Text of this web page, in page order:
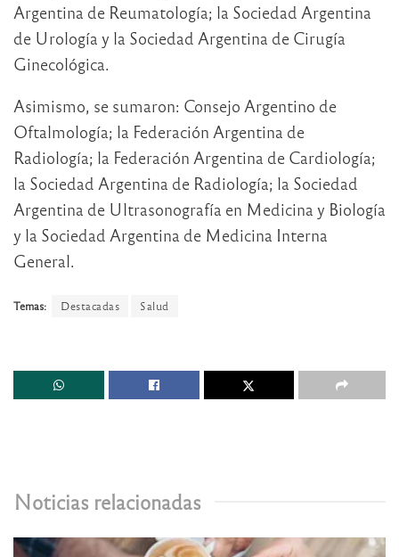
Argentina de Reumatología; la Sociedad Argentina
de Urología y la Sociedad Argentina de Cirugía
Ginecológica.
Asimismo, se sumaron: Consejo Argentino de
Oftalmología; la Federación Argentina de
Radiología; la Federación Argentina de Cardiología;
la Sociedad Argentina de Radiología; la Sociedad
Argentina de Ultrasonografía en Medicina y Biología
y la Sociedad Argentina de Medicina Interna
General.
Temas: Destacadas Salud
Noticias relacionadas